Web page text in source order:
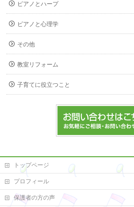
ピアノとハープ
ピアノと心理学
その他
教室リフォーム
子育てに役立つこと
トップページ
プロフィール
保護者の方の声